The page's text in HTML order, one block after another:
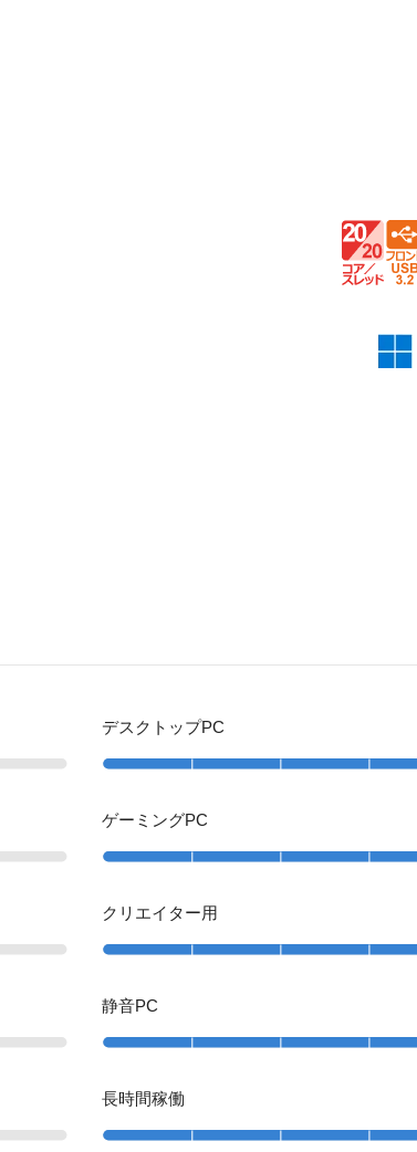
デスクトップPC
ゲーミングPC
クリエイター用
静音PC
長時間稼働